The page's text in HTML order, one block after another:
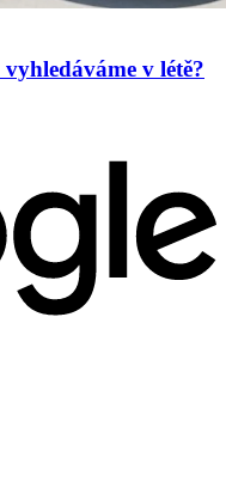
v létě?